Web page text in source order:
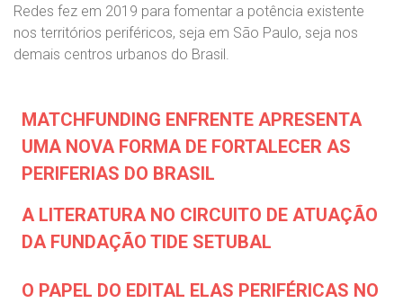
Redes fez em 2019 para fomentar a potência existente
nos territórios periféricos, seja em São Paulo, seja nos
demais centros urbanos do Brasil.
MATCHFUNDING ENFRENTE APRESENTA
UMA NOVA FORMA DE FORTALECER AS
PERIFERIAS DO BRASIL
A LITERATURA NO CIRCUITO DE ATUAÇÃO
DA FUNDAÇÃO TIDE SETUBAL
O PAPEL DO EDITAL ELAS PERIFÉRICAS NO